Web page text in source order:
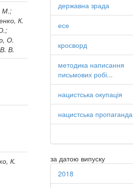
М.;
К.
О.
В.
К.
державна зрада
есе
кросворд
методика написання
письмових робі...
нацистська окупація
нацистська пропаганда
за датою випуску
2018